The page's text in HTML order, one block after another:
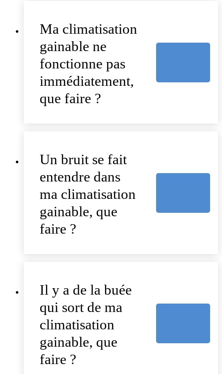
Ma climatisation
gainable ne
fonctionne pas
immédiatement,
que faire ?
Un bruit se fait
entendre dans
ma climatisation
gainable, que
faire ?
Il y a de la buée
qui sort de ma
climatisation
gainable, que
faire ?